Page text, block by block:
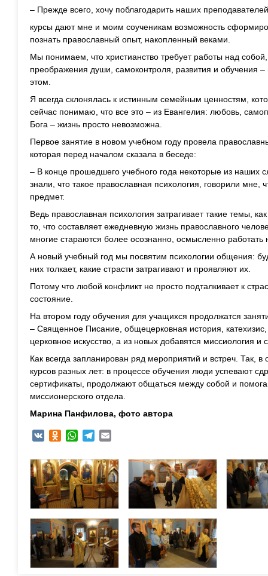
– Прежде всего, хочу поблагодарить наших
курсы дают мне и моим соученикам возможность
познать православный опыт, накопленный веками.
Мы понимаем, что христианство требует работы над
преображения души, самоконтроля, развития и обучения
этом.
Я всегда склонялась к истинным семейным ценностям,
сейчас понимаю, что все это – из Евангелия: любовь,
Бога – жизнь просто невозможна.
Первое занятие в новом учебном году провела
которая перед началом сказала в беседе:
– В конце прошедшего учебного года некоторые из наших
знали, что такое православная психология, говорили мне,
предмет.
Ведь православная психология затрагивает такие темы,
то, что составляет ежедневную жизнь православного
многие стараются более осознанно, осмысленно работать
А новый учебный год мы посвятим психологии общения:
них толкает, какие страсти затрагивают и проявляют их.
Потому что любой конфликт не просто подталкивает к
состояние.
На втором году обучения для учащихся продолжатся
– Священное Писание, общецерковная история,
церковное искусство, а из новых добавятся миссиология и
Как всегда запланирован ряд мероприятий и встреч. Так, в
курсов разных лет: в процессе обучения люди успевают
сертификаты, продолжают общаться между собой и
миссионерского отдела.
Марина Панфилова, фото автора
VK Odnoklassniki
WhatsAppTelegram